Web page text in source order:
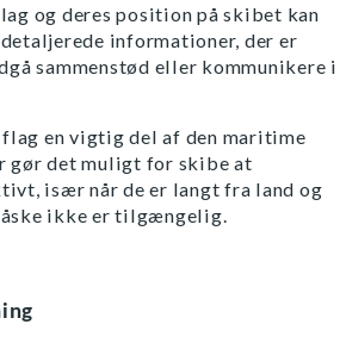
og deres position på skibet kan
informationer, der er
sammenstød eller kommunikere i
en vigtig del af den maritime
gør det muligt for skibe at
især når de er langt fra land og
ikke er tilgængelig.